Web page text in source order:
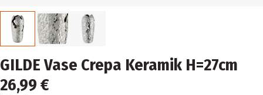
GILDE Vase Crepa Keramik H=27cm
26,99 €